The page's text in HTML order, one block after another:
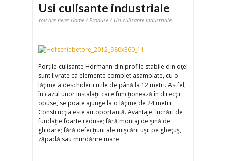
Usi culisante industriale
You are here: Home/Produse/ Usi culisante industriale
Porţile culisante Hörmann din profile stabile din oţel
sunt livrate ca elemente complet asamblate, cu o
lăţime a deschiderii utile de până la 12 metri. Astfel,
în cazul unor instalaţii care funcţionează în direcţii
opuse, se poate ajunge la o lăţime de 24 metri.
Construcţia este autoportantă. Avantaje: lucrări de
fundaţie foarte reduse; fără montaj de şină de
ghidare; fără defecţiuni ale mişcării uşii pe gheţuş,
zăpadă sau murdărire mare.